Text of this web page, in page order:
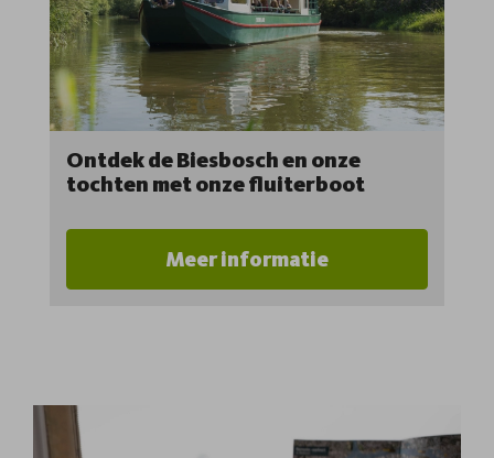
Ontdek de Biesbosch en onze
tochten met onze fluiterboot
Meer informatie